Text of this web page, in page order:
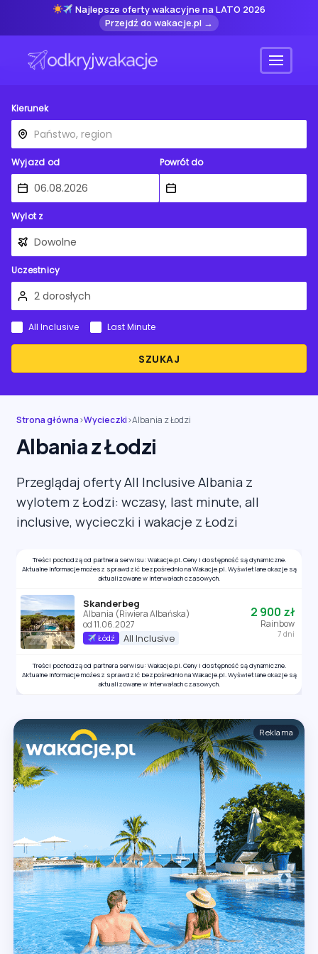
Najlepsze oferty wakacyjne na LATO 2026
Przejdź do wakacje.pl →
Menu
Kierunek
Wyjazd od Powrót do
Wylot z
Uczestnicy
SZUKAJ
All Inclusive Last Minute
Strona główna›Wycieczki›Albania z Łodzi
Albania z Łodzi
Przeglądaj oferty All Inclusive Albania z
wylotem z Łodzi: wczasy, last minute, all
inclusive, wycieczki i wakacje z Łodzi
Treści pochodzą od partnera serwisu: Wakacje.pl. Ceny i dostępność są dynamiczne.
Aktualne informacje możesz sprawdzić bezpośrednio na Wakacje.pl. Wyświetlane okazje są
aktualizowane w interwałach czasowych.
Skanderbeg
Albania (Riwiera Albańska)
od 11.06.2027
Łódź All Inclusive
2 900 zł
Rainbow
7 dni
Treści pochodzą od partnera serwisu: Wakacje.pl. Ceny i dostępność są dynamiczne.
Aktualne informacje możesz sprawdzić bezpośrednio na Wakacje.pl. Wyświetlane okazje są
aktualizowane w interwałach czasowych.
Reklama